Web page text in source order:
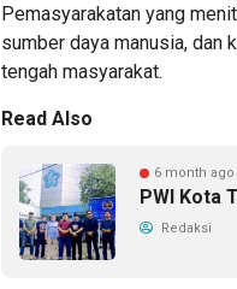
Pemasyarakatan yang
sumber daya manusia, dan
tengah masyarakat.
Read Also
6 month ago
PWI Kota
Redaksi